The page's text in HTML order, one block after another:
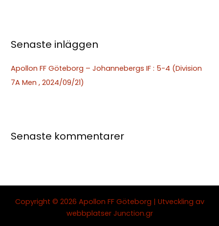
Senaste inläggen
Apollon FF Göteborg – Johannebergs IF : 5-4 (Division
7A Men , 2024/09/21)
Senaste kommentarer
Copyright © 2026 Apollon FF Göteborg | Utveckling av
webbplatser Junction.gr